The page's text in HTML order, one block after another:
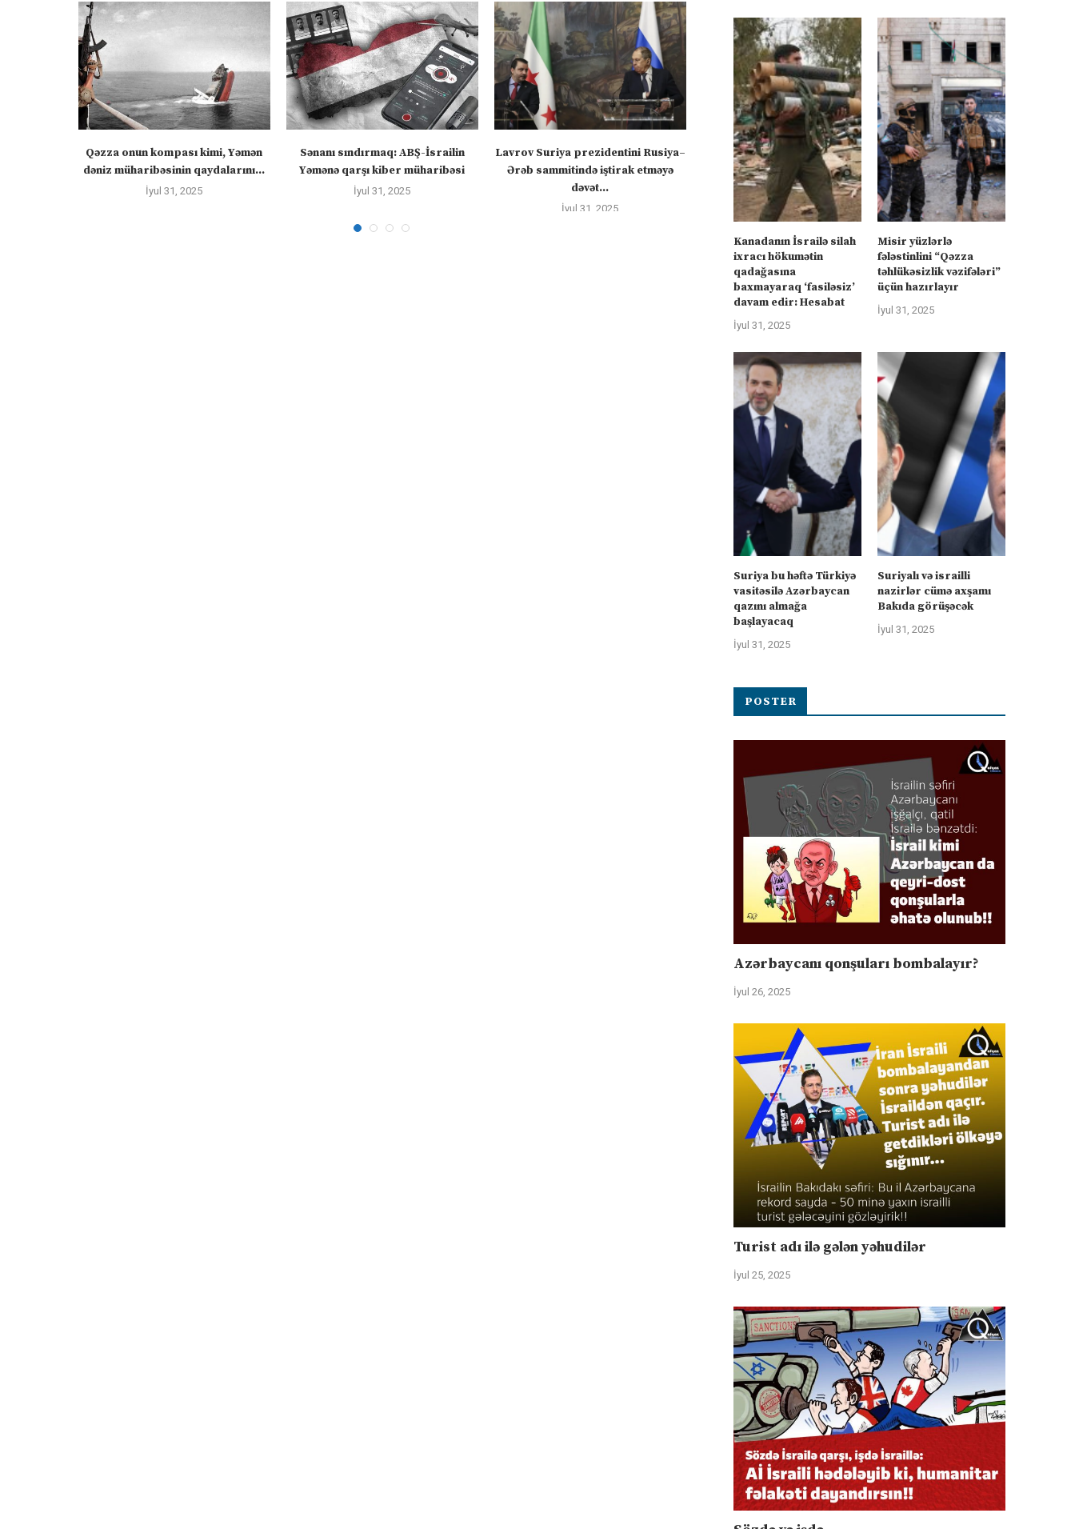
Qəzza onun kompası kimi, Yəmən
dəniz müharibəsinin qaydalarını...
İyul 31, 2025
Sənanı sındırmaq: ABŞ-İsrailin
Yəmənə qarşı kiber müharibəsi
İyul 31, 2025
Lavrov Suriya prezidentini Rusiya–
Ərəb sammitində iştirak etməyə
dəvət...
İyul 31, 2025
“Müharibəyə görə kompensasiya və
təhlükəsizlik zəmanətləri”: İran
ABŞ-la...
İyul 31, 2025
Kanadanın İsrailə silah
hökumətin qadağasına
‘fasiləsiz’...
İyul 31, 2025
Kanadanın İsrailə silah
ixracı hökumətin
qadağasına
baxmayaraq ‘fasiləsiz’
davam edir: Hesabat
İyul 31, 2025
Misir yüzlərlə
fələstinlini “Qəzza
təhlükəsizlik vəzifələri”
üçün hazırlayır
İyul 31, 2025
Suriya bu həftə Türkiyə
vasitəsilə Azərbaycan
qazını almağa
başlayacaq
İyul 31, 2025
Suriyalı və israilli
nazirlər cümə axşamı
Bakıda görüşəcək
İyul 31, 2025
POSTER
Azərbaycanı qonşuları bombalayır?
İyul 26, 2025
Turist adı ilə gələn yəhudilər
İyul 25, 2025